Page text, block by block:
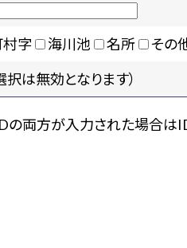
村字 海川池 名所
その
は無効となります）
の両方が入力された場合は